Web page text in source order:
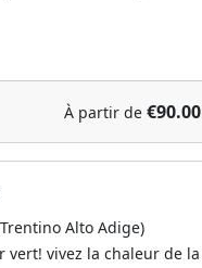
À partir de €90.00
Alto Adige)
vert! vivez la chaleur de la